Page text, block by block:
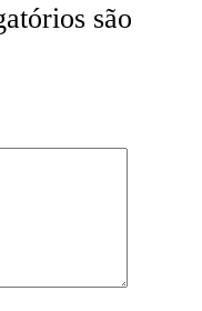
são